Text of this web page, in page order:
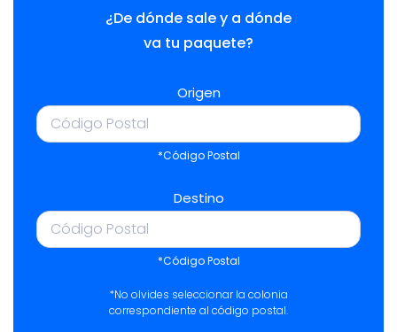
¿De dónde sale y a dónde
va tu paquete?
Origen
*Código Postal
Destino
*Código Postal
*No olvides seleccionar la colonia
correspondiente al código postal.